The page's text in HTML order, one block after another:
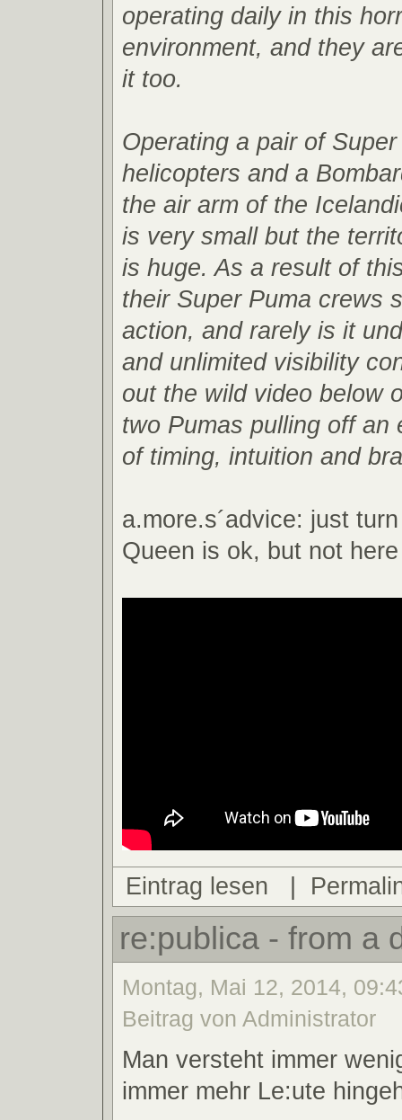
operating daily in this
environment, and they
it too.
Operating a pair of
helicopters and a
the air arm of the
is very small but the
is huge. As a result of
their Super Puma crews
action, and rarely is it
and unlimited visibility
out the wild video below
two Pumas pulling off an
of timing, intuition and
a.more.s´advice: just
Queen is ok, but not
Eintrag lesen
re:publica - from a
Montag, Mai 12, 2014,
Beitrag von Administrator
Man versteht immer
immer mehr Le:ute